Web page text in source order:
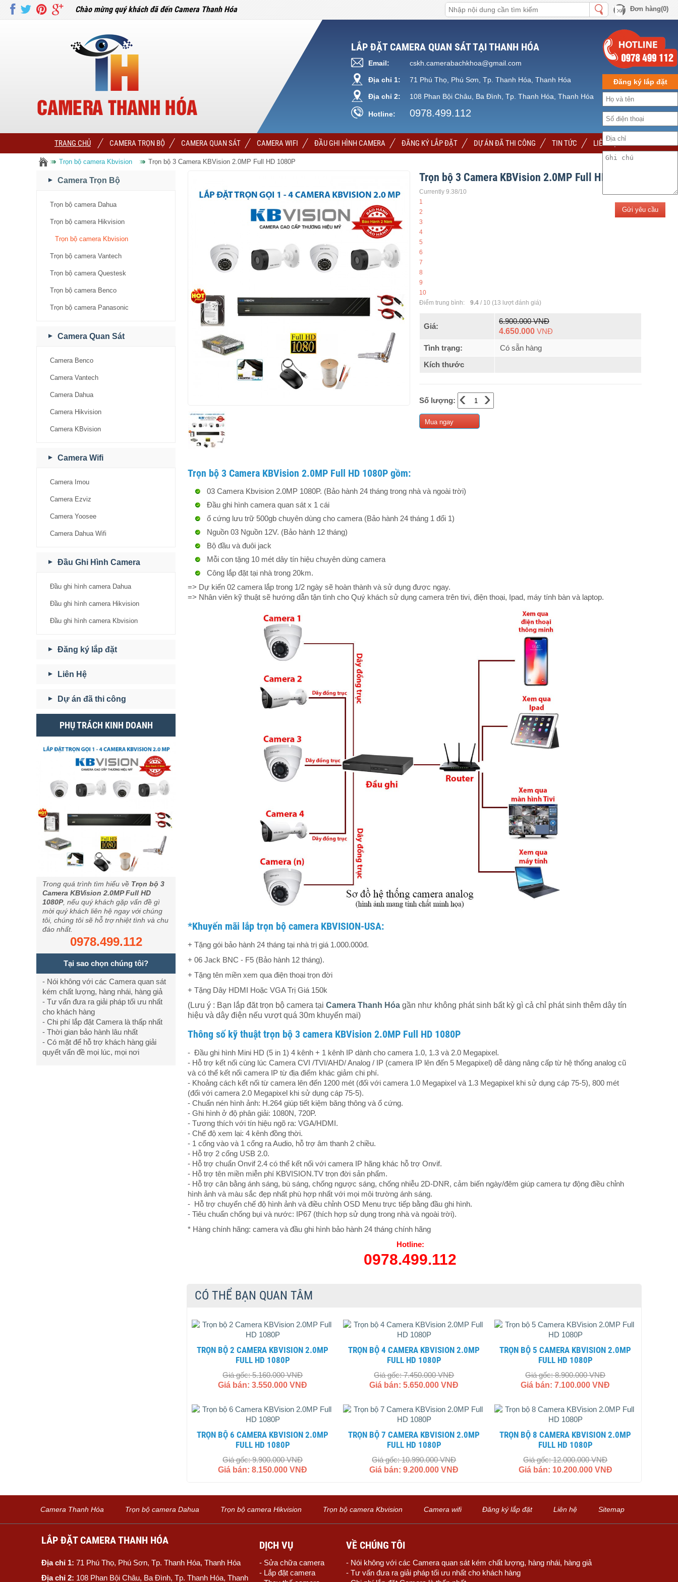
Chào mừng quý khách đã đến Camera Thanh Hóa Đơn hàng(0)
LẮP ĐẶT CAMERA QUAN SÁT TẠI THANH HÓA
Email: cskh.camerabachkhoa@gmail.com
Địa chỉ 1: 71 Phú Thọ, Phú Sơn, Tp. Thanh Hóa, Thanh Hóa
Địa chỉ 2: 108 Phan Bội Châu, Ba Đình, Tp. Thanh Hóa, Thanh Hóa
Hotline: 0978.499.112
TRANG CHỦ CAMERA TRỌN BỘ CAMERA QUAN SÁT CAMERA WIFI ĐẦU GHI HÌNH CAMERA ĐĂNG KÝ LẮP ĐẶT DỰ ÁN ĐÃ THI CÔNG TIN TỨC LIÊN HỆ
Trọn bộ camera Kbvision Trọn bộ 3 Camera KBVision 2.0MP Full HD 1080P
Camera Trọn Bộ
Trọn bộ camera Dahua
Trọn bộ camera Hikvision
Trọn bộ camera Kbvision
Trọn bộ camera Vantech
Trọn bộ camera Questesk
Trọn bộ camera Benco
Trọn bộ camera Panasonic
Camera Quan Sát
Camera Benco
Camera Vantech
Camera Dahua
Camera Hikvision
Camera KBvision
Camera Wifi
Camera Imou
Camera Ezviz
Camera Yoosee
Camera Dahua Wifi
Đầu Ghi Hình Camera
Đầu ghi hình camera Dahua
Đầu ghi hình camera Hikvision
Đầu ghi hình camera Kbvision
Đăng ký lắp đặt
Liên Hệ
Dự án đã thi công
PHỤ TRÁCH KINH DOANH
Trong quá trình tìm hiểu về Trọn bộ 3
Camera KBVision 2.0MP Full HD
1080P, nếu quý khách gặp vấn đề gì
mời quý khách liên hệ ngay với chúng
tôi, chúng tôi sẽ hỗ trợ nhiệt tình và chu
đáo nhất.
0978.499.112
Tại sao chọn chúng tôi?
- Nói không với các Camera quan sát
kém chất lượng, hàng nhái, hàng giả
- Tư vấn đưa ra giải pháp tối ưu nhất
cho khách hàng
- Chi phí lắp đặt Camera là thấp nhất
- Thời gian bảo hành lâu nhất
- Có mặt để hỗ trợ khách hàng giải
quyết vấn đề mọi lúc, mọi nơi
Trọn bộ 3 Camera KBVision 2.0MP Full HD 1080P
Currently 9.38/10
1
2
3
4
5
6
7
8
9
10
Điểm trung bình:
9.4 / 10 (13 lượt đánh giá)
Giá:
6.900.000 VNĐ
4.650.000 VNĐ
Tình trạng:
Có sẵn hàng
Kích thước
Số lượng: ›
‹
Mua ngay
Trọn bộ 3 Camera KBVision 2.0MP Full HD 1080P gồm:
03 Camera Kbvision 2.0MP 1080P. (Bảo hành 24 tháng trong nhà và ngoài trời)
Đầu ghi hình camera quan sát x 1 cái
ổ cứng lưu trữ 500gb chuyên dùng cho camera (Bảo hành 24 tháng 1 đổi 1)
Nguồn 03 Nguồn 12V. (Bảo hành 12 tháng)
Bộ đầu và đuôi jack
Mỗi con tặng 10 mét dây tín hiệu chuyên dùng camera
Công lắp đặt tại nhà trong 20km.
=> Dự kiến 02 camera lắp trong 1/2 ngày sẽ hoàn thành và sử dụng được ngay.
=> Nhân viên kỹ thuật sẽ hướng dẫn tận tình cho Quý khách sử dụng camera trên tivi, điện thoại, Ipad, máy tính bàn và laptop.
*Khuyến mãi lắp trọn bộ camera KBVISION-USA:
+ Tặng gói bảo hành 24 tháng tại nhà trị giá 1.000.000đ.
+ 06 Jack BNC - F5 (Bảo hành 12 tháng).
+ Tặng tên miền xem qua điện thoại trọn đời
+ Tặng Dây HDMI Hoặc VGA Trị Giá 150k
(Lưu ý : Bạn lắp đăt trọn bộ camera tại Camera Thanh Hóa gần như không phát sinh bất kỳ gì cả chỉ phát sinh thêm dây tín
hiệu và dây điện nếu vượt quá 30m khuyến mại)
Thông số kỹ thuật trọn bộ 3 camera KBVision 2.0MP Full HD 1080P
- Đầu ghi hình Mini HD (5 in 1) 4 kênh + 1 kênh IP dành cho camera 1.0, 1.3 và 2.0 Megapixel.
- Hỗ trợ kết nối cùng lúc Camera CVI /TVI/AHD/ Analog / IP (camera IP lên đến 5 Megapixel) dễ dàng nâng cấp từ hệ thống analog cũ
và có thể kết nối camera IP từ địa điểm khác giảm chi phí.
- Khoảng cách kết nối từ camera lên đến 1200 mét (đối với camera 1.0 Megapixel và 1.3 Megapixel khi sử dụng cáp 75-5), 800 mét
(đối với camera 2.0 Megapixel khi sử dụng cáp 75-5).
- Chuẩn nén hình ảnh: H.264 giúp tiết kiệm băng thông và ổ cứng.
- Ghi hình ở độ phân giải: 1080N, 720P.
- Tương thích với tín hiệu ngõ ra: VGA/HDMI.
- Chế độ xem lại: 4 kênh đồng thời.
- 1 cổng vào và 1 cổng ra Audio, hỗ trợ âm thanh 2 chiều.
- Hỗ trợ 2 cổng USB 2.0.
- Hỗ trợ chuẩn Onvif 2.4 có thể kết nối với camera IP hãng khác hỗ trợ Onvif.
- Hỗ trợ tên miền miễn phí KBVISION.TV trọn đời sản phẩm.
- Hỗ trợ cân bằng ánh sáng, bù sáng, chống ngược sáng, chống nhiễu 2D-DNR, cảm biến ngày/đêm giúp camera tự động điều chỉnh
hình ảnh và màu sắc đẹp nhất phù hợp nhất với mọi môi trường ánh sáng.
- Hỗ trợ chuyển chế độ hình ảnh và điều chỉnh OSD Menu trực tiếp bằng đầu ghi hình.
- Tiêu chuẩn chống bụi và nước: IP67 (thích hợp sử dụng trong nhà và ngoài trời).
* Hàng chính hãng: camera và đầu ghi hình bảo hành 24 tháng chính hãng
Hotline:
0978.499.112
CÓ THỂ BẠN QUAN TÂM
TRỌN BỘ 2 CAMERA KBVISION 2.0MP
FULL HD 1080P
Giá gốc: 5.160.000 VNĐ
Giá bán: 3.550.000 VNĐ
TRỌN BỘ 4 CAMERA KBVISION 2.0MP
FULL HD 1080P
Giá gốc: 7.450.000 VNĐ
Giá bán: 5.650.000 VNĐ
TRỌN BỘ 5 CAMERA KBVISION 2.0MP
FULL HD 1080P
Giá gốc: 8.900.000 VNĐ
Giá bán: 7.100.000 VNĐ
TRỌN BỘ 6 CAMERA KBVISION 2.0MP
FULL HD 1080P
Giá gốc: 9.900.000 VNĐ
Giá bán: 8.150.000 VNĐ
TRỌN BỘ 7 CAMERA KBVISION 2.0MP
FULL HD 1080P
Giá gốc: 10.990.000 VNĐ
Giá bán: 9.200.000 VNĐ
TRỌN BỘ 8 CAMERA KBVISION 2.0MP
FULL HD 1080P
Giá gốc: 12.000.000 VNĐ
Giá bán: 10.200.000 VNĐ
Đăng ký lắp đặt
Gửi yêu cầu
Camera Thanh Hóa Trọn bộ camera Dahua Trọn bộ camera Hikvision Trọn bộ camera Kbvision Camera wifi Đăng ký lắp đặt Liên hệ Sitemap
LẮP ĐẶT CAMERA THANH HÓA
Địa chỉ 1: 71 Phú Thọ, Phú Sơn, Tp. Thanh Hóa, Thanh Hóa
Địa chỉ 2: 108 Phan Bội Châu, Ba Đình, Tp. Thanh Hóa, Thanh
DỊCH VỤ
- Sửa chữa camera
- Lắp đặt camera
VỀ CHÚNG TÔI
- Nói không với các Camera quan sát kém chất lượng, hàng nhái, hàng giả
- Tư vấn đưa ra giải pháp tối ưu nhất cho khách hàng